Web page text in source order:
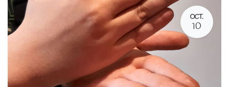
OCT.
10